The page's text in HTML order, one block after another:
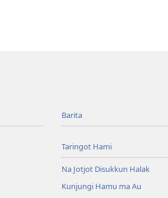
Barita
Taringot Hami
Na Jotjot Disukkun Halak
Kunjungi Hamu ma Au